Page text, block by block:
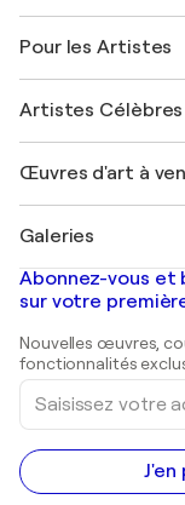
Offrir une carte
Rejoignez notre
Mon compte
+33 1 76 44 06 42
FAQ
Magazine Singulart
Emplois
Découvrez une
Pour les Artistes
Se connecter en
Artistes Célèbres
Marc Chagall
Banksy
Mr. Brainwash
Shepard Fairey
Œuvres d'art à
Tableaux abstraits
Peintures de
Estampes
Peintures
Galeries
Galeries d'art en
Galeries d'art en
Abonnez-vous et
sur votre
Nouvelles œuvres,
fonctionnalités
Saisissez
votre
adresse
e-
mail